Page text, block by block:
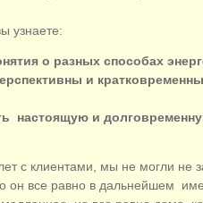
узнаете:
о разных способах
и
настоящую и
с клиентами, мы не могли не
он все равно в дальнейшем